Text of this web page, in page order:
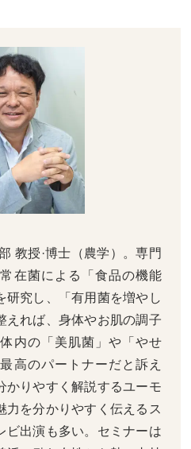
教授·博士（農学）。専門
在菌による「食品の機能
研究し、「有用菌を増やし
えれば、身体やお肌の調子
内の「美肌菌」や「やせ
高のパートナーだと訴え
かりやすく解説するユーモ
力を分かりやすく伝えるス
ビ出演も多い。セミナーは